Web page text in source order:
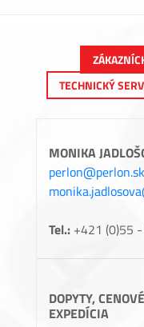
TECHNICKÝ
MONIKA
perlon@perlon.sk
Tel.: +421 (0)55
DOPYTY,
EXPEDÍCIA